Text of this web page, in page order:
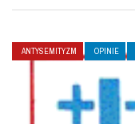
ANTYSEMITYZM OPINIE